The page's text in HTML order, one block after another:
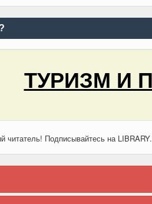
ТУРИЗМ И
читатель! Подписывайтесь на